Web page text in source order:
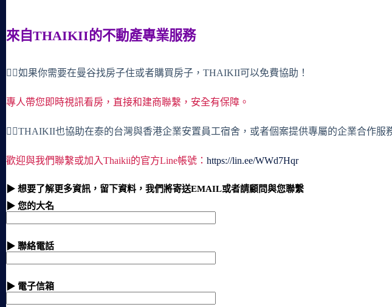
來自THAIKII的不動產專業服務
🙋‍♀️如果你需要在曼谷找房子住或者購買房子，THAIKII可以免費協助！
專人帶您即時視訊看房，直接和建商聯繫，安全有保障。
🙋‍♀️THAIKII也協助在泰的台灣與香港企業安置員工宿舍，或者個案提供專屬的企業合作服
歡迎與我們聯繫或加入Thaikii的官方Line帳號： https://lin.ee/WWd7Hqr
▶ 想要了解更多資訊，留下資料，我們將寄送EMAIL或者請顧問與您聯繫
▶ 您的大名
▶ 聯絡電話
▶ 電子信箱